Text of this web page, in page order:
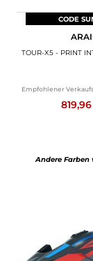
CODE
ARAI
TOUR-X5 - PRINT
Empfohlener
Andere Farben